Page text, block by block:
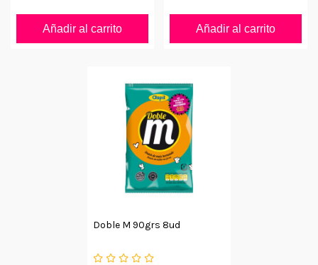
Añadir al carrito Añadir al carrito
Doble M 90grs 8ud